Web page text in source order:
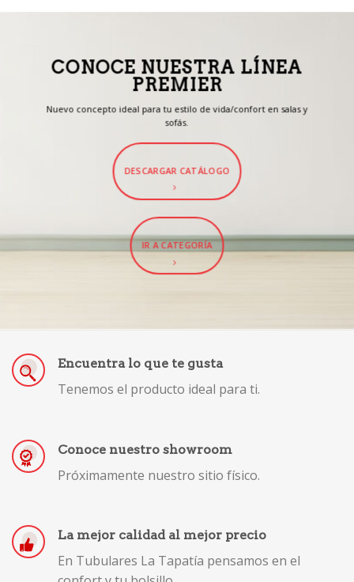
CONOCE NUESTRA LÍNEA
PREMIER
Nuevo concepto ideal para tu estilo de vida/confort en salas y
sofás.
DESCARGAR CATÁLOGO
IR A CATEGORÍA
Encuentra lo que te gusta
Tenemos el producto ideal para ti.
Conoce nuestro showroom
Próximamente nuestro sitio físico.
La mejor calidad al mejor precio
En Tubulares La Tapatía pensamos en el